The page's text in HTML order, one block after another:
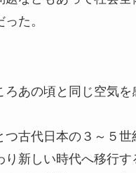
た。
あの頃と同じ空気を
古代日本の３～５世
り新しい時代へ移行す